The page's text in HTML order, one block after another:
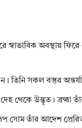
অবস্থায়
তিনি সকল বস্তুর
থেকে উদ্ভূত। ব্রহ্মা
তাঁর আদেশ